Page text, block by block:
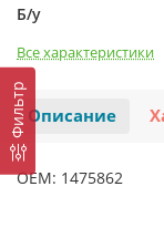
Фильтр
Б/у
Все характеристики
Описание
OEM: 1475862